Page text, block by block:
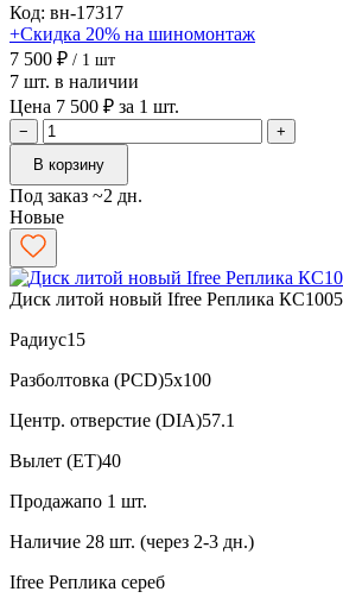
Код: вн-17317
+Скидка 20% на шиномонтаж
7 500 ₽ / 1 шт
7 шт. в наличии
Цена 7 500 ₽ за 1 шт.
−
+
В корзину
Под заказ ~2 дн.
Новые
Диск литой новый Ifree Реплика
Радиус15
Разболтовка (PCD)5x100
Центр. отверстие (DIA)57.1
Вылет (ET)40
Продажапо 1 шт.
Наличие 28 шт. (через 2-3 дн.)
Ifree Реплика сереб